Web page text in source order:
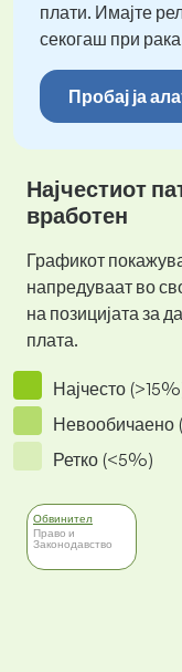
плати. Имајте
секогаш при
Пробај ја
Најчестиот
вработен
Графикот
напредуваат во
на позицијата за
плата.
Најчесто
Невообичаено
Ретко (<5%)
Обвинител
Право и
Законодавство